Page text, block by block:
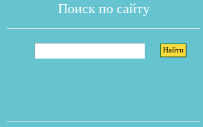
Поиск по сайту